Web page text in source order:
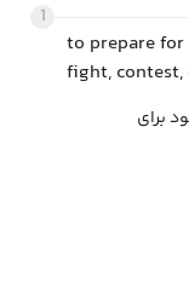
1
to prepare
fight, contest,
برای